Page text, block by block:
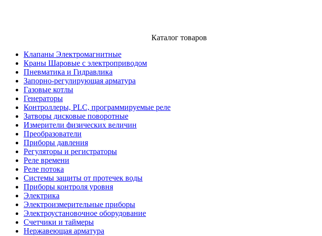
Каталог товаров
Клапаны Электромагнитные
Краны Шаровые с электроприводом
Пневматика и Гидравлика
Запорно-регулирующая арматура
Газовые котлы
Генераторы
Контроллеры, PLС, программируемые реле
Затворы дисковые поворотные
Измерители физических величин
Преобразователи
Приборы давления
Регуляторы и регистраторы
Реле времени
Реле потока
Системы защиты от протечек воды
Приборы контроля уровня
Электрика
Электроизмерительные приборы
Электроустановочное оборудование
Счетчики и таймеры
Нержавеющая арматура